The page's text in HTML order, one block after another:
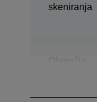
skeniranja